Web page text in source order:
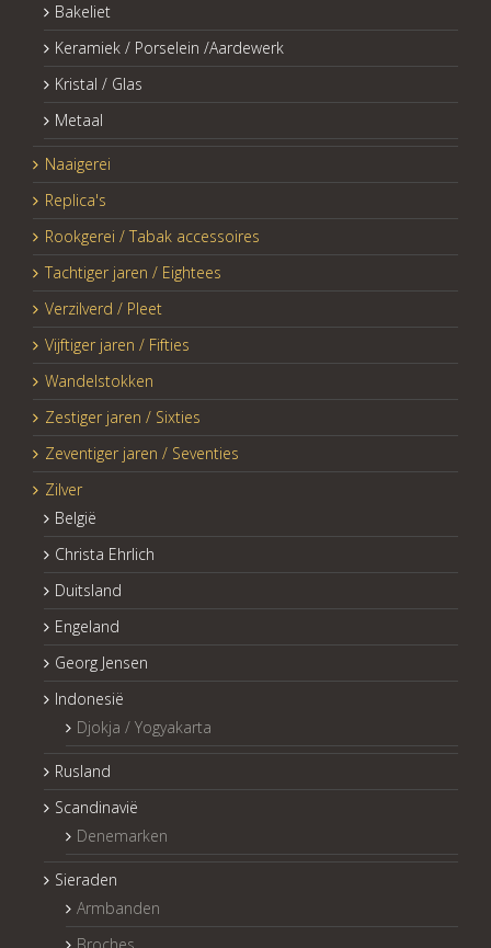
Bakeliet
Keramiek / Porselein /Aardewerk
Kristal / Glas
Metaal
Naaigerei
Replica's
Rookgerei / Tabak accessoires
Tachtiger jaren / Eightees
Verzilverd / Pleet
Vijftiger jaren / Fifties
Wandelstokken
Zestiger jaren / Sixties
Zeventiger jaren / Seventies
Zilver
België
Christa Ehrlich
Duitsland
Engeland
Georg Jensen
Indonesië
Djokja / Yogyakarta
Rusland
Scandinavië
Denemarken
Sieraden
Armbanden